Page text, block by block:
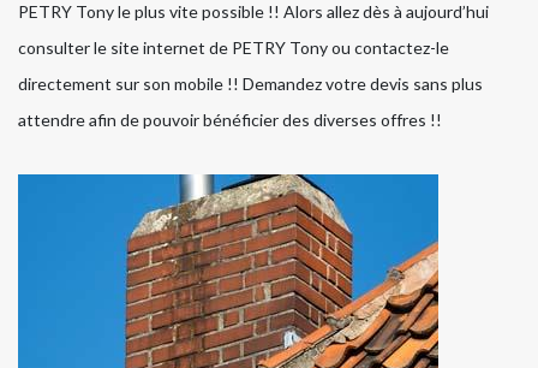
PETRY Tony le plus vite possible !! Alors allez dès à aujourd’hui
consulter le site internet de PETRY Tony ou contactez-le
directement sur son mobile !! Demandez votre devis sans plus
attendre afin de pouvoir bénéficier des diverses offres !!